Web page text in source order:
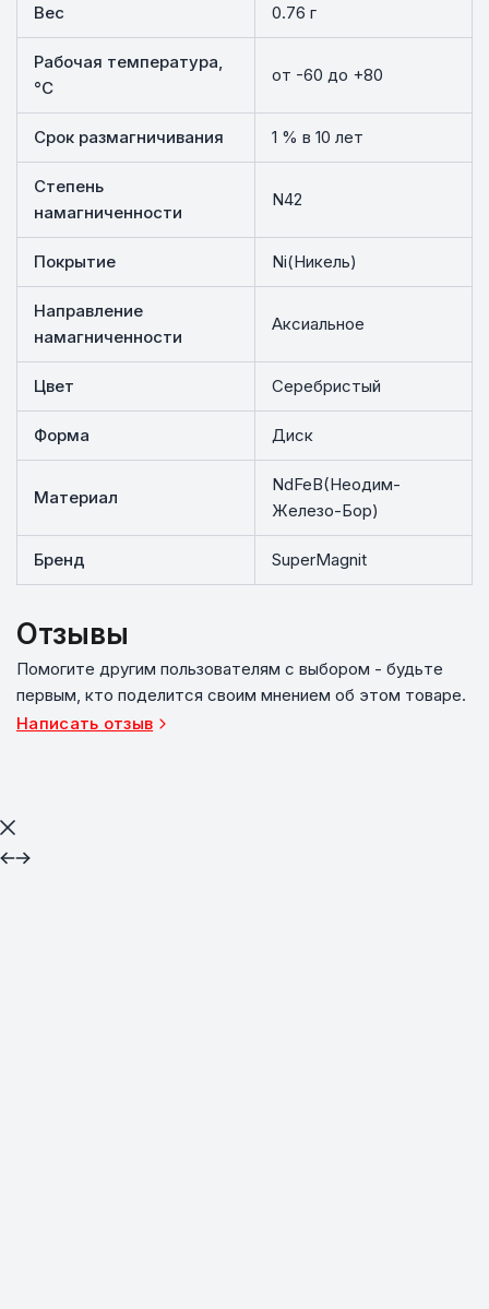
Вес 0.76 г
Рабочая температура,
°C
от -60 до +80
Срок размагничивания 1 % в 10 лет
Степень
намагниченности
N42
Покрытие Ni(Никель)
Направление
намагниченности
Аксиальное
Цвет Серебристый
Форма Диск
Материал
NdFeB(Неодим-
Железо-Бор)
Бренд SuperMagnit
Отзывы
Помогите другим пользователям с выбором - будьте
первым, кто поделится своим мнением об этом товаре.
Написать отзыв